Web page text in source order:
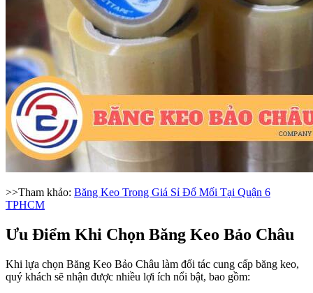
>>Tham khảo: Băng Keo Trong Giá Sỉ Đổ Mối Tại Quận 6
TPHCM
Ưu Điểm Khi Chọn Băng Keo Bảo Châu
Khi lựa chọn Băng Keo Bảo Châu làm đối tác cung cấp băng keo,
quý khách sẽ nhận được nhiều lợi ích nổi bật, bao gồm: